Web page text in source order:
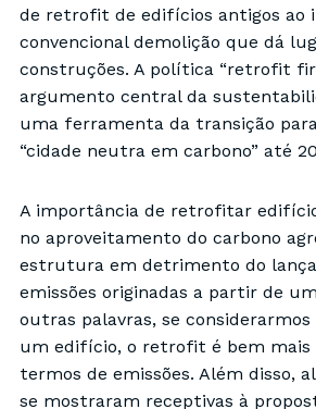
de retrofit de edifícios antigos ao
convencional demolição que dá
construções. A política “retrofit
argumento central da
uma ferramenta da transição
“cidade neutra em carbono” até
A importância de retrofitar
no aproveitamento do carbono
estrutura em detrimento do
emissões originadas a partir de
outras palavras, se considerarmos
um edifício, o retrofit é bem mais
termos de emissões. Além disso,
se mostraram receptivas à